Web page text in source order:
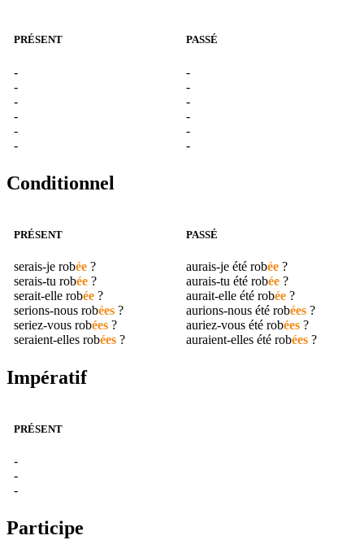
PRÉSENT
-
-
-
-
-
-
PASSÉ
-
-
-
-
-
-
Conditionnel
PRÉSENT
serais-je robée ?
serais-tu robée ?
serait-elle robée ?
serions-nous robées ?
seriez-vous robées ?
seraient-elles robées ?
PASSÉ
aurais-je été robée?
aurais-tu été robée?
aurait-elle été robée?
aurions-nous été robées?
auriez-vous été robées?
auraient-elles été robées?
Impératif
PRÉSENT
-
-
-
Participe